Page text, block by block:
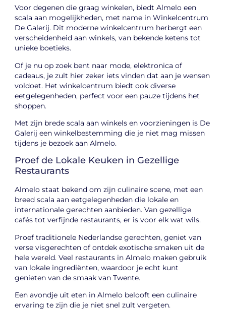
Voor degenen die graag winkelen, biedt Almelo een
scala aan mogelijkheden, met name in Winkelcentrum
De Galerij. Dit moderne winkelcentrum herbergt een
verscheidenheid aan winkels, van bekende ketens tot
unieke boetieks.
Of je nu op zoek bent naar mode, elektronica of
cadeaus, je zult hier zeker iets vinden dat aan je wensen
voldoet. Het winkelcentrum biedt ook diverse
eetgelegenheden, perfect voor een pauze tijdens het
shoppen.
Met zijn brede scala aan winkels en voorzieningen is De
Galerij een winkelbestemming die je niet mag missen
tijdens je bezoek aan Almelo.
Proef de Lokale Keuken in Gezellige
Restaurants
Almelo staat bekend om zijn culinaire scene, met een
breed scala aan eetgelegenheden die lokale en
internationale gerechten aanbieden. Van gezellige
cafés tot verfijnde restaurants, er is voor elk wat wils.
Proef traditionele Nederlandse gerechten, geniet van
verse visgerechten of ontdek exotische smaken uit de
hele wereld. Veel restaurants in Almelo maken gebruik
van lokale ingrediënten, waardoor je echt kunt
genieten van de smaak van Twente.
Een avondje uit eten in Almelo belooft een culinaire
ervaring te zijn die je niet snel zult vergeten.